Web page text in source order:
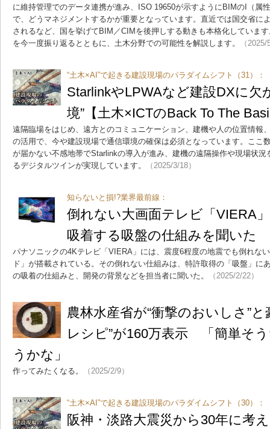
に維持管理でのデータ連携が進み、ISO 19650が示すようにBIMのI（属
で、どうマネジメントするかが重要となっています。直近では国交省に
されるなど、国を挙げてBIM／CIMを後押しする動きも本格化していま
を今一度振り返るとともに、土木分野での可能性を解説します。
（
“土木×AI”で起きる建設現場のパラダイムシフト（31）：
StarlinkやLPWAなど建設DXに欠
境”【土木×ICTのBack To The
遠隔臨場をはじめ、遠方とのコミュニケーション、建機や人の位置情報
の活用で、今や建設現場で通信環境の確保は必須となっています。ここ
が届かない不感地帯でStarlinkの導入が進み、建機の遠隔操作や現場状
るデジタルツインが実現しています。
（2025/3/18）
知らないと損!?業界最前線：
倒れない大画面テレビ「VIERA
吸着する吸盤の仕組みを聞いた
パナソニックの4Kテレビ「VIERA」には、震度6程度の地震でも倒れな
ド」が搭載されている。その倒れない仕組みは、特許取得の「吸盤」に
の吸着の仕組みと、開発の背景などを担当者に聞いた。
（2025/2/22）
農林水産省が“衝撃のおいしさ”
レシピ”が160万表示 「簡単そ
うかな」
作ってみたくなる。 （2025/2/9）
“土木×AI”で起きる建設現場のパラダイムシフト（30）：
阪神・淡路大震災から30年に考